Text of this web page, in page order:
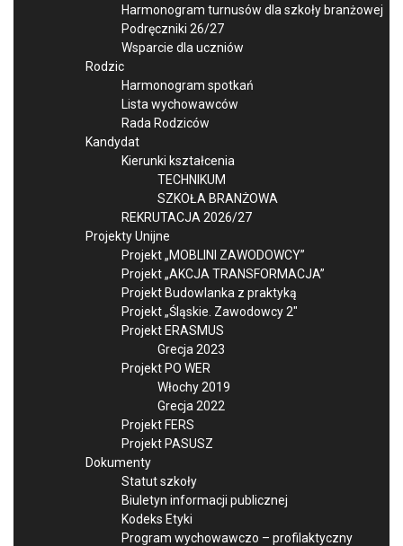
Harmonogram turnusów dla szkoły branżowej
Podręczniki 26/27
Wsparcie dla uczniów
Rodzic
Harmonogram spotkań
Lista wychowawców
Rada Rodziców
Kandydat
Kierunki kształcenia
TECHNIKUM
SZKOŁA BRANŻOWA
REKRUTACJA 2026/27
Projekty Unijne
Projekt „MOBLINI ZAWODOWCY”
Projekt „AKCJA TRANSFORMACJA”
Projekt Budowlanka z praktyką
Projekt „Śląskie. Zawodowcy 2″
Projekt ERASMUS
Grecja 2023
Projekt PO WER
Włochy 2019
Grecja 2022
Projekt FERS
Projekt PASUSZ
Dokumenty
Statut szkoły
Biuletyn informacji publicznej
Kodeks Etyki
Program wychowawczo – profilaktyczny